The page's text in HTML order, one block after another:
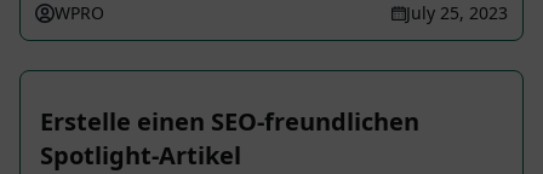
WPRO July 25, 2023
Erstelle einen SEO-freundlichen
Spotlight-Artikel